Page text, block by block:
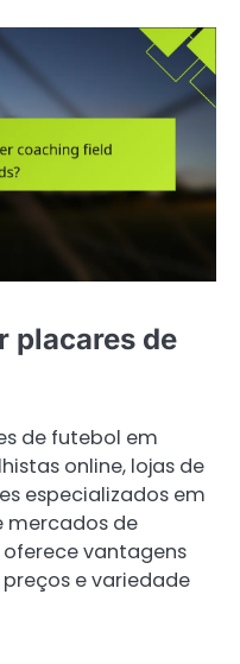
placares de
de futebol em
online, lojas de
especializados em
mercados de
vantagens
e variedade